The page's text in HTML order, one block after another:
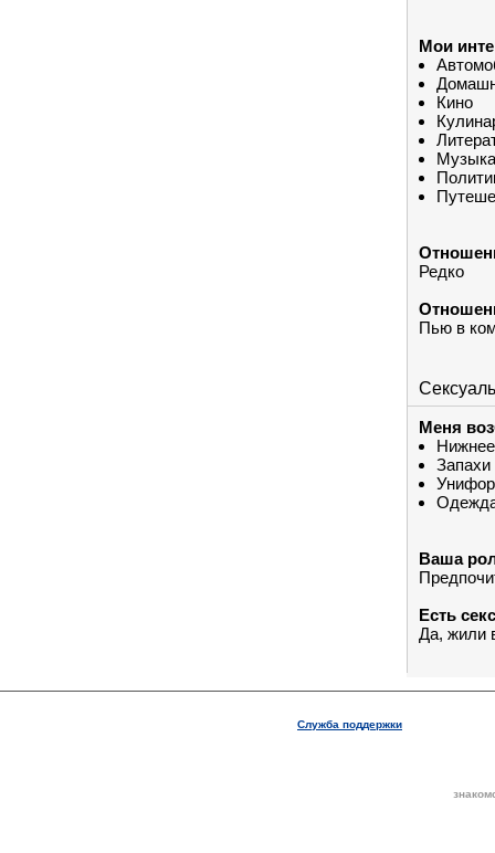
Мои
Кино
Музыка
Редко
Пью в
Меня
Запахи
Ваша
Есть
Да, жили
Служба поддержки